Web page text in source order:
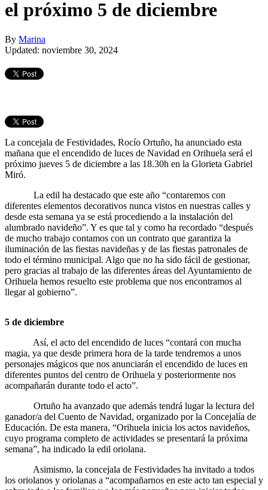
el próximo 5 de diciembre
By Marina
Updated: noviembre 30, 2024
La concejala de Festividades, Rocío Ortuño, ha anunciado esta
mañana que el encendido de luces de Navidad en Orihuela será el
próximo jueves 5 de diciembre a las 18.30h en la Glorieta Gabriel
Miró.
La edil ha destacado que este año “contaremos con
diferentes elementos decorativos nunca vistos en nuestras calles y
desde esta semana ya se está procediendo a la instalación del
alumbrado navideño”. Y es que tal y como ha recordado “después
de mucho trabajo contamos con un contrato que garantiza la
iluminación de las fiestas navideñas y de las fiestas patronales de
todo el término municipal. Algo que no ha sido fácil de gestionar,
pero gracias al trabajo de las diferentes áreas del Ayuntamiento de
Orihuela hemos resuelto este problema que nos encontramos al
llegar al gobierno”.
5 de diciembre
Así, el acto del encendido de luces “contará con mucha
magia, ya que desde primera hora de la tarde tendremos a unos
personajes mágicos que nos anunciarán el encendido de luces en
diferentes puntos del centro de Orihuela y posteriormente nos
acompañarán durante todo el acto”.
Ortuño ha avanzado que además tendrá lugar la lectura del
ganador/a del Cuento de Navidad, organizado por la Concejalía de
Educación. De esta manera, “Orihuela inicia los actos navideños,
cuyo programa completo de actividades se presentará la próxima
semana”, ha indicado la edil oriolana.
Asimismo, la concejala de Festividades ha invitado a todos
los oriolanos y oriolanas a “acompañarnos en este acto tan especial y